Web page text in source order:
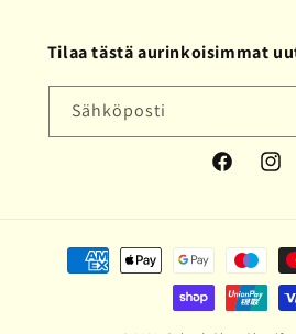
Tilaa tästä aurinkoisimmat
Sähköposti
Facebook
Maksutavat